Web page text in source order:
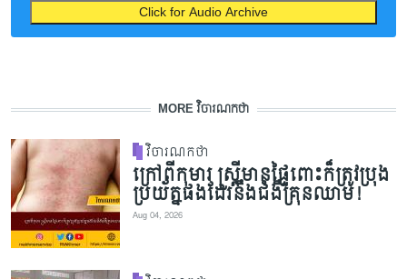
Click for Audio Archive
MORE វិចារណកថា
វិចារណកថា
ក្រៅពីកុមារ ស្ត្រីមានផ្ទៃពោះក៏ត្រូវប្រុង
ប្រយ័ត្នផងដែរនឹងជំងឺគ្រុនឈាម!
Aug 04, 2026